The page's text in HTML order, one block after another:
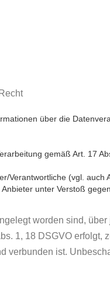
über die
gemäß Art. 17
Verantwortliche (vgl. auch
unter Verstoß
worden sind, über
1, 18 DSGVO erfolgt,
verbunden ist.